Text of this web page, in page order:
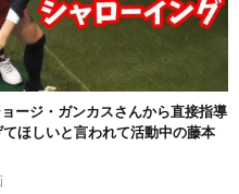
ージ・ガンカスさんから直接指導
ほしいと言われて活動中の藤本